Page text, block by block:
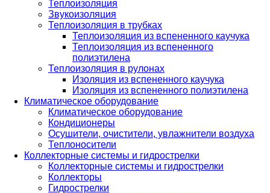
Теплоизоляция
Звукоизоляция
Теплоизоляция в трубках
Теплоизоляция из вспененного каучука
Теплоизоляция из вспененного
полиэтилена
Теплоизоляция в рулонах
Изоляция из вспененного каучука
Изоляция из вспененного полиэтилена
Климатическое оборудование
Климатическое оборудование
Кондиционеры
Осушители, очистители, увлажнители воздуха
Теплоносители
Коллекторные системы и гидрострелки
Коллекторные системы и гидрострелки
Коллекторы
Гидрострелки